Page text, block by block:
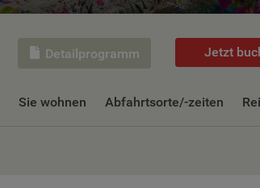
Detailprogramm Jetzt
Sie wohnen Abfahrtsorte/-zeiten